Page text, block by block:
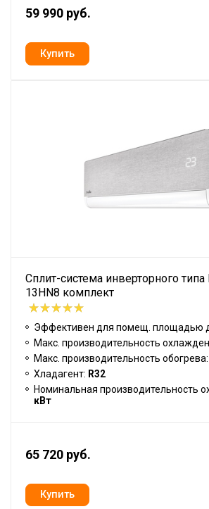
59 990 руб.
Сплит-система инверторного типа
13HN8 комплект
Эффективен для помещ. площадью
Макс. производительность
Макс. производительность обогрева:
Хладагент: R32
Номинальная производительность
кВт
65 720 руб.